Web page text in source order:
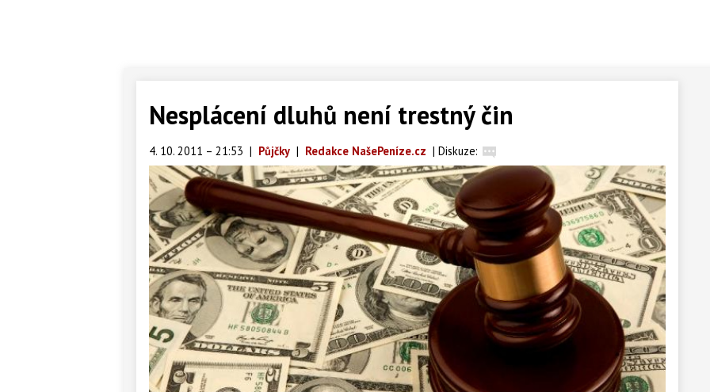
Nesplácení dluhů není trestný čin
4. 10. 2011 – 21:53 | Půjčky | Redakce NašePeníze.cz | Diskuze: